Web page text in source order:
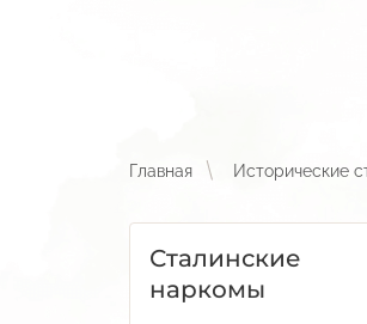
Главная Исторические
Сталинские
наркомы